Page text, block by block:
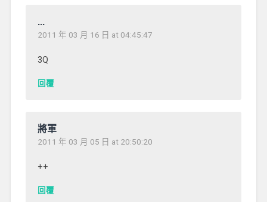
...
2011 年 03 月 16 日 at 04:45:47
3Q
回覆
將軍
2011 年 03 月 05 日 at 20:50:20
++
回覆